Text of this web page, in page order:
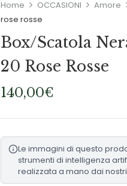
Home OCCASIONI Amore
rose rosse
Box/Scatola
20 Rose Rosse
140,00€
Le immagini di questo
strumenti di intelligenza
realizzata a mano dai